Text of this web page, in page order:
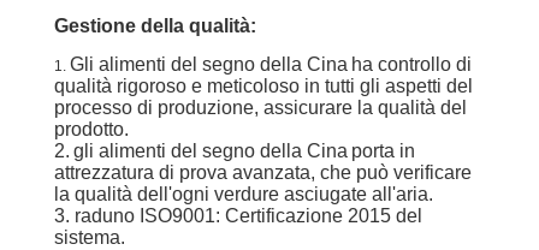
NOTIZIE
CASI
CHIEDI UN
PREVENTIVO
Gestione della qualità:
1. Gli alimenti del segno della Cina ha controllo di
qualità rigoroso e meticoloso in tutti gli aspetti del
processo di produzione, assicurare la qualità del
prodotto.
2. gli alimenti del segno della Cina porta in
attrezzatura di prova avanzata, che può verificare
la qualità dell'ogni verdure asciugate all'aria.
3. raduno ISO9001: Certificazione 2015 del
sistema.